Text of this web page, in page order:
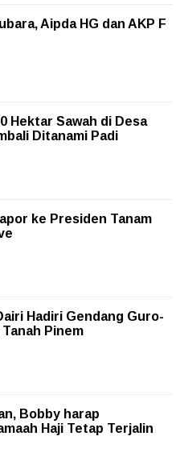
Aipda HG dan AKP F
Hektar Sawah di Desa
Ditanami Padi
ke Presiden Tanam
Hadiri Gendang Guro-
Pinem
Bobby harap
Haji Tetap Terjalin